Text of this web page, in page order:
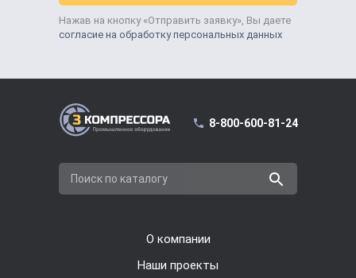
Нажав на кнопку «Отправить заявку», Вы даете
согласие на обработку персональных данных
8-800-600-81-24
Поиск по каталогу
О компании
Наши проекты